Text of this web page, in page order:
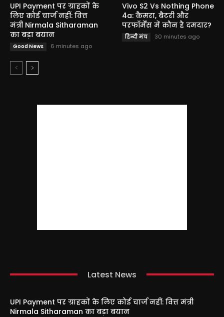
UPI Payment पर ग्राहकों के
लिए कोई चार्ज नहीं: वित्त
मंत्री Nirmala Sitharaman
का बड़ा बयान
Good News 6 minutes ago
Vivo S2 Vs Nothing Phone
4a: कैमरा, बैटरी और
परफॉर्मेंस में कौन है दमदार?
हिन्दी मंच 30 minutes ago
Latest News
UPI Payment पर ग्राहकों के लिए कोई चार्ज नहीं: वित्त मंत्री
Nirmala Sitharaman का बड़ा बयान